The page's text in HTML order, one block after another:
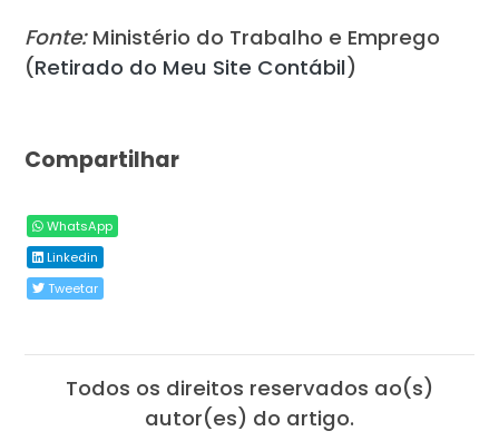
Fonte:Ministério do Trabalho e Emprego
(Retirado do Meu Site Contábil)
Compartilhar
WhatsApp
Linkedin
Tweetar
Todos os direitos reservados ao(s)
autor(es) do artigo.